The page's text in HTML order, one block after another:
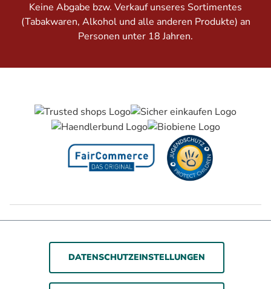
Keine Abgabe bzw. Verkauf unseres Sortimentes
(Tabakwaren, Alkohol und alle anderen Produkte) an
Personen unter 18 Jahren.
Barrierefreiheitserklärung Jugendschutz
Impressum
Datenschutz
AGB
DATENSCHUTZEINSTELLUNGEN